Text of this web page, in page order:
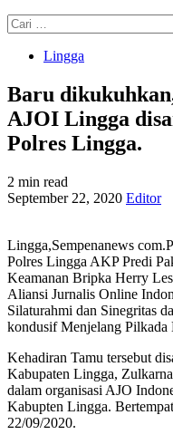
Cari
untuk:
Lingga
Baru
AJOI Lingga
Polres Lingga.
2 min read
September 22, 2020 Editor
Lingga,Sempenanews
Polres Lingga AKP Predi
Keamanan Bripka Herry
Aliansi Jurnalis Online
Silaturahmi dan Sinegritas
kondusif Menjelang Pilkada
Kehadiran Tamu tersebut
Kabupaten Lingga,
dalam organisasi AJO
Kabupten Lingga.
22/09/2020.